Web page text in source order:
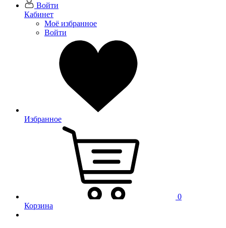
Войти
Кабинет
Моё избранное
Войти
Избранное
0
Корзина